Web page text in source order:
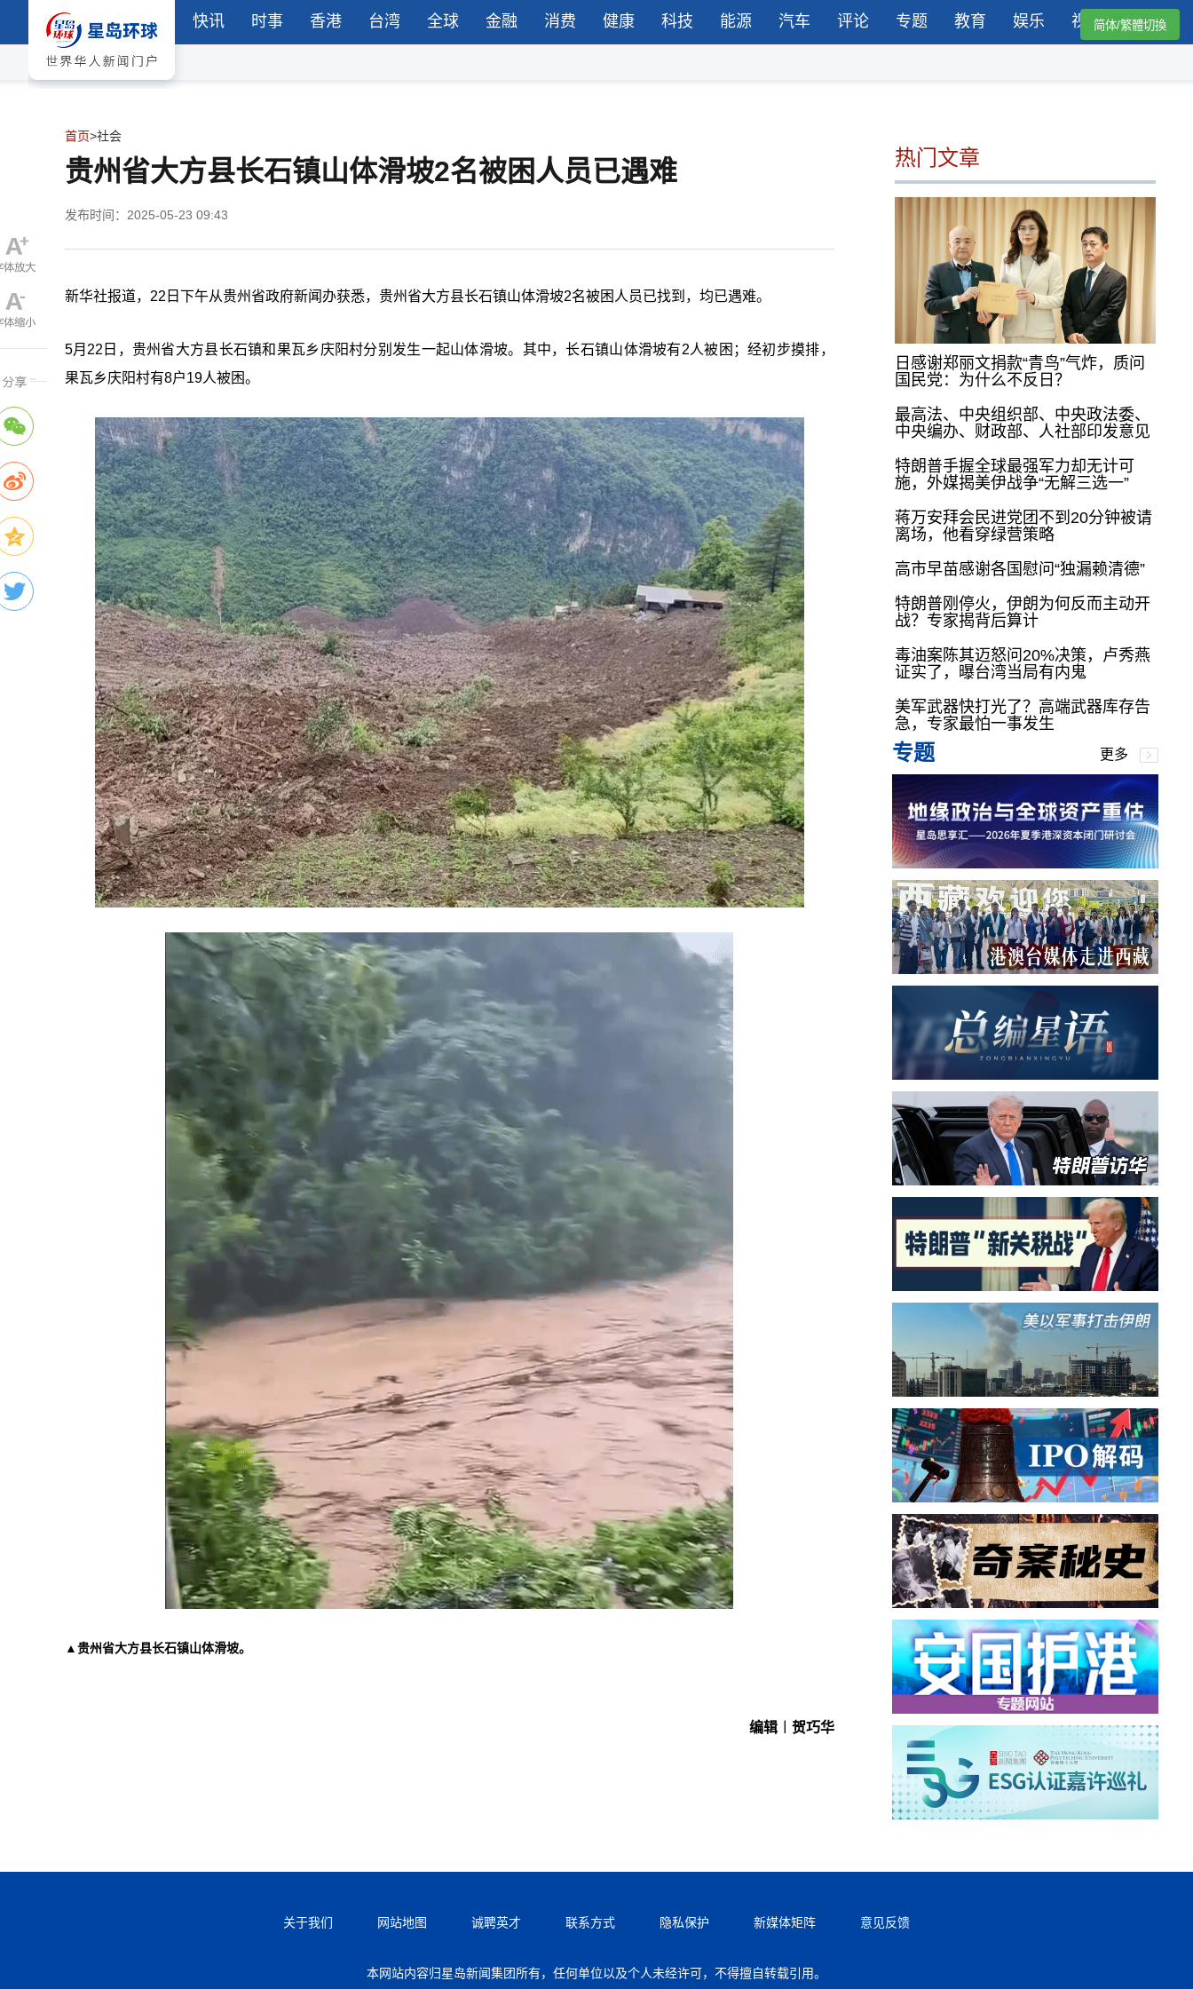
快讯 时事 香港 台湾 全球 金融 消费 健康 科技 能源 汽车 评论 专题 教育 娱乐 视频简体/繁體切換
首页>社会
贵州省大方县长石镇山体滑坡2名被困人员已遇难
发布时间：2025-05-23 09:43
新华社报道，22日下午从贵州省政府新闻办获悉，贵州省大方县长石镇山体滑坡2名被困人员已找到，均已遇难。
5月22日，贵州省大方县长石镇和果瓦乡庆阳村分别发生一起山体滑坡。其中，长石镇山体滑坡有2人被困；经初步摸排，
果瓦乡庆阳村有8户19人被困。
▲贵州省大方县长石镇山体滑坡。
编辑︱贺巧华
热门文章
日感谢郑丽文捐款“青鸟”气炸，质问
国民党：为什么不反日？
最高法、中央组织部、中央政法委、
中央编办、财政部、人社部印发意见
特朗普手握全球最强军力却无计可
施，外媒揭美伊战争“无解三选一”
蒋万安拜会民进党团不到20分钟被请
离场，他看穿绿营策略
高市早苗感谢各国慰问“独漏赖清德”
特朗普刚停火，伊朗为何反而主动开
战？专家揭背后算计
毒油案陈其迈怒问20%决策，卢秀燕
证实了，曝台湾当局有内鬼
美军武器快打光了？高端武器库存告
急，专家最怕一事发生
专题 更多
关于我们 网站地图 诚聘英才 联系方式 隐私保护 新媒体矩阵 意见反馈
本网站内容归星岛新闻集团所有，任何单位以及个人未经许可，不得擅自转载引用。